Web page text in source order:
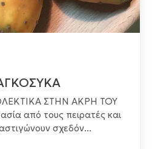
ΣΤΗΝ ΑΚΡΗ ΤΟΥ
από τους πειρατές και
σχεδόν...